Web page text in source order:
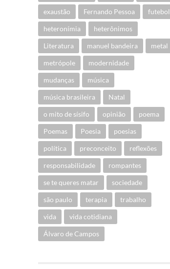
exaustão Fernando Pessoa futebol
heteronímia heterônimos
Literatura manuel bandeira metal
metrópole modernidade
mudanças música
música brasileira Natal
o mito de sísifo opinião poema
Poemas Poesia poesias
política preconceito reflexões
responsabilidade rompantes
se te queres matar sociedade
são paulo terapia trabalho
vida vida cotidiana
Álvaro de Campos